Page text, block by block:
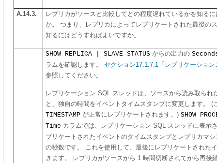
A.14.3.
レプリカがソースと比較してどの程度遅れているかを知る
か。 つまり、レプリカによってレプリケートされた最後の
知るにはどうすればよいですか。
SHOW REPLICA | SLAVE STATUS からの出力の
ラムを確認します。 セクション17.1.7.1「レプリケーショ
参照してください。
レプリケーション SQL スレッドは、ソースから読み取られ
と、独自の時間をイベントタイムスタンプに変更します。 (
TIMESTAMP が正常にレプリケートされます。) SHOW
Time カラムでは、レプリケーション SQL スレッドに表示
プリケートされたイベントのタイムスタンプとレプリカマ
の秒数です。 これを使用して、最後にレプリケートされた
きます。 レプリカがソースから 1 時間切断されてから再接